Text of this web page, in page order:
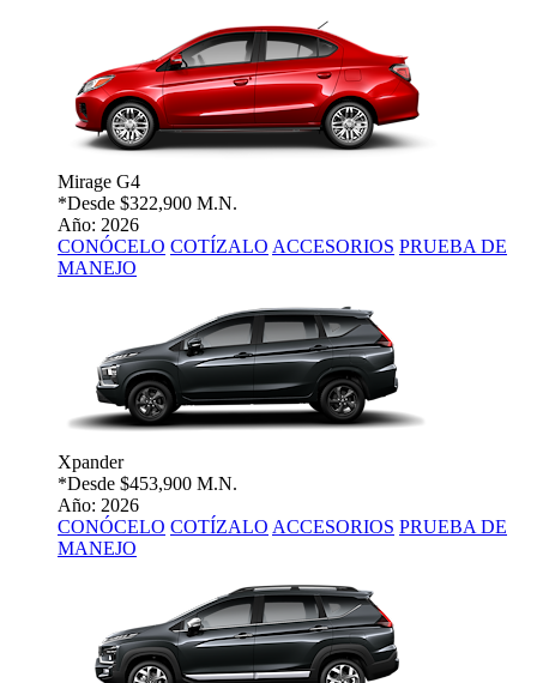
Mirage G4
*Desde $322,900 M.N.
Año: 2026
CONÓCELO COTÍZALO ACCESORIOS PRUEBA DE
MANEJO
Xpander
*Desde $453,900 M.N.
Año: 2026
CONÓCELO COTÍZALO ACCESORIOS PRUEBA DE
MANEJO